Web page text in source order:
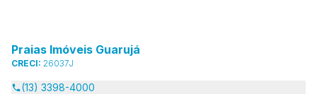
Praias Imóveis Guarujá
CRECI: 26037J
(13) 3398-4000